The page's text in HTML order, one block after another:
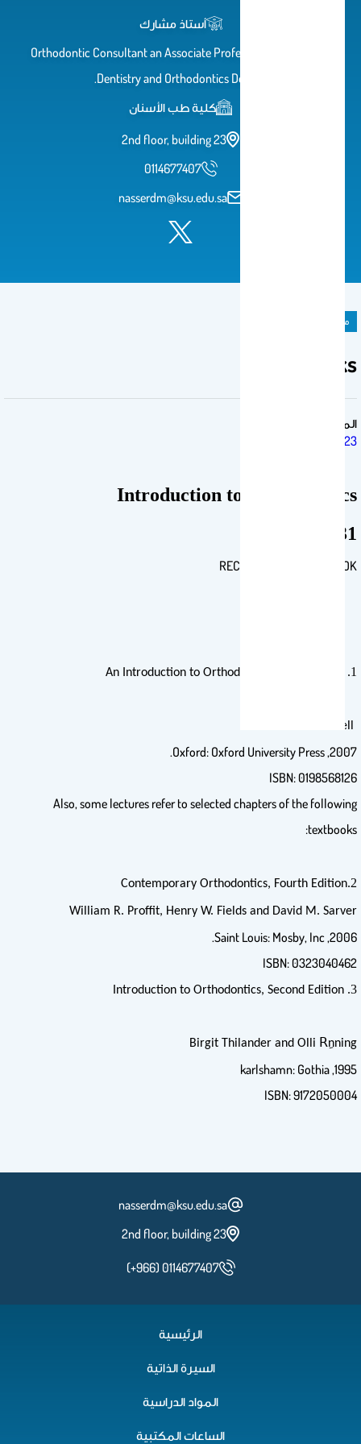
أستاذ مشارك
Orthodontic Consultant an Associate Professor at Pediatric
Dentistry and Orthodontics Dept.
كلية طب الأسنان
2nd floor, building 23
0114677407
nasserdm@ksu.edu.sa
ملحق المادة الدراسية
Textbooks
المقرر الدراسي
423 POS
Introduction to Orthodontics
431 PDS
RECOMMENDED TEXTBOOK
1.
An Introduction to Orthodontics, Third Edition
Laura Mitchell
2007, Oxford: Oxford University Press.
ISBN: 0198568126
Also, some lectures refer to selected chapters of the following
textbooks:
2.
Contemporary Orthodontics, Fourth Edition
William R. Proffit, Henry W. Fields and David M. Sarver
2006, Saint Louis: Mosby, Inc.
ISBN: 0323040462
3.
Introduction to Orthodontics, Second Edition
Birgit Thilander and Olli Rِnning
1995, karlshamn: Gothia
ISBN: 9172050004
nasserdm@ksu.edu.sa
2nd floor, building 23
(+966) 0114677407
الرئيسية
السيرة الذاتية
المواد الدراسية
الساعات المكتبية